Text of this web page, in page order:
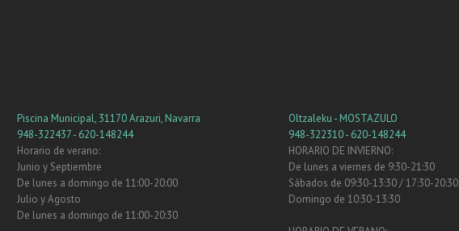
Piscina Municipal, 31170 Arazuri, Navarra
948-322437 - 620-148244
Horario de verano:
Junio y Septiembre
De lunes a domingo de 11:00-20:00
Julio y Agosto
De lunes a domingo de 11:00-20:30
Oltzaleku - MOSTAZULO
948-322310 - 620-148244
HORARIO DE INVIERNO:
De lunes a viernes de 9:30-21:30
Sábados de 09:30-13:30 / 17:30-20:30
Domingo de 10:30-13:30